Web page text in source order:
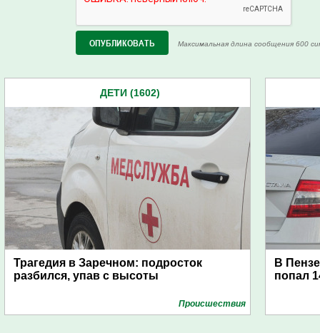
Максимальная длина сообщения 600
ДЕТИ (1602)
Трагедия в Заречном: подросток
разбился, упав с высоты
Проиcшествия
В
попал